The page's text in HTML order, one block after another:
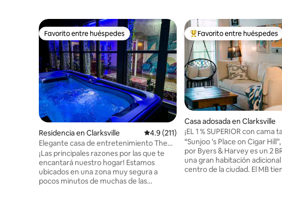
Favorito entre huéspedes
Favorito entre huéspedes
Residencia en Clarksville Calificación promedio: 4.9 de 5; 211
4.9 (211)
Elegante casa de entretenimiento The
SPOT + JACUZZI
¡Las principales razones por las que te
encantará nuestro hogar! Estamos
ubicados en una zona muy segura a
pocos minutos de muchas de las
De los mejores en Favorito
Favorito entre huéspedes
Casa adosada en Clarksville
¡EL 1 % SUPERIOR con cama
Acogedora y lujosa casa
centro
“Sunjoo 's Place on Cigar
por Byers & Harvey es un 2
una gran habitación
centro de la ciudad. El MB